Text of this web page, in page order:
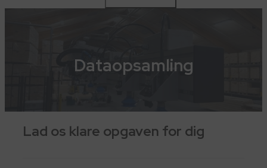
Dataopsamling
Lad os klare opgaven for dig